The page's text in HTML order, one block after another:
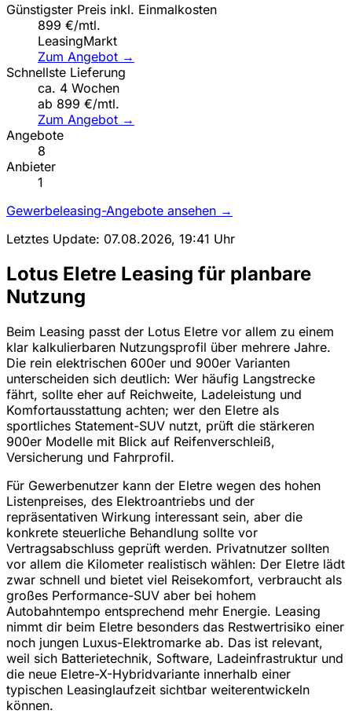
Günstigster Preis inkl. Einmalkosten
899 €/mtl.
LeasingMarkt
Zum Angebot →
Schnellste Lieferung
ca. 4 Wochen
ab 899 €/mtl.
Zum Angebot →
Angebote
8
Anbieter
1
Gewerbeleasing-Angebote ansehen →
Letztes Update: 07.08.2026, 19:41 Uhr
Lotus Eletre Leasing für planbare
Nutzung
Beim Leasing passt der Lotus Eletre vor allem zu einem
klar kalkulierbaren Nutzungsprofil über mehrere Jahre.
Die rein elektrischen 600er und 900er Varianten
unterscheiden sich deutlich: Wer häufig Langstrecke
fährt, sollte eher auf Reichweite, Ladeleistung und
Komfortausstattung achten; wer den Eletre als
sportliches Statement-SUV nutzt, prüft die stärkeren
900er Modelle mit Blick auf Reifenverschleiß,
Versicherung und Fahrprofil.
Für Gewerbenutzer kann der Eletre wegen des hohen
Listenpreises, des Elektroantriebs und der
repräsentativen Wirkung interessant sein, aber die
konkrete steuerliche Behandlung sollte vor
Vertragsabschluss geprüft werden. Privatnutzer sollten
vor allem die Kilometer realistisch wählen: Der Eletre lädt
zwar schnell und bietet viel Reisekomfort, verbraucht als
großes Performance-SUV aber bei hohem
Autobahntempo entsprechend mehr Energie. Leasing
nimmt dir beim Eletre besonders das Restwertrisiko einer
noch jungen Luxus-Elektromarke ab. Das ist relevant,
weil sich Batterietechnik, Software, Ladeinfrastruktur und
die neue Eletre-X-Hybridvariante innerhalb einer
typischen Leasinglaufzeit sichtbar weiterentwickeln
können.